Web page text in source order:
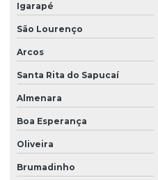
Igarapé
São Lourenço
Arcos
Santa Rita do Sapucaí
Almenara
Boa Esperança
Oliveira
Brumadinho